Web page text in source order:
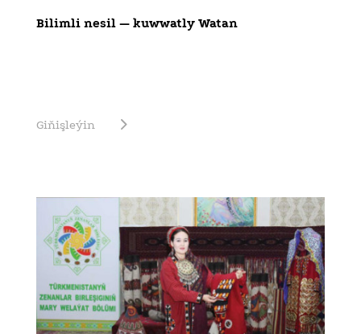
Bilimli nesil — kuwwatly Watan
Giňişleýin